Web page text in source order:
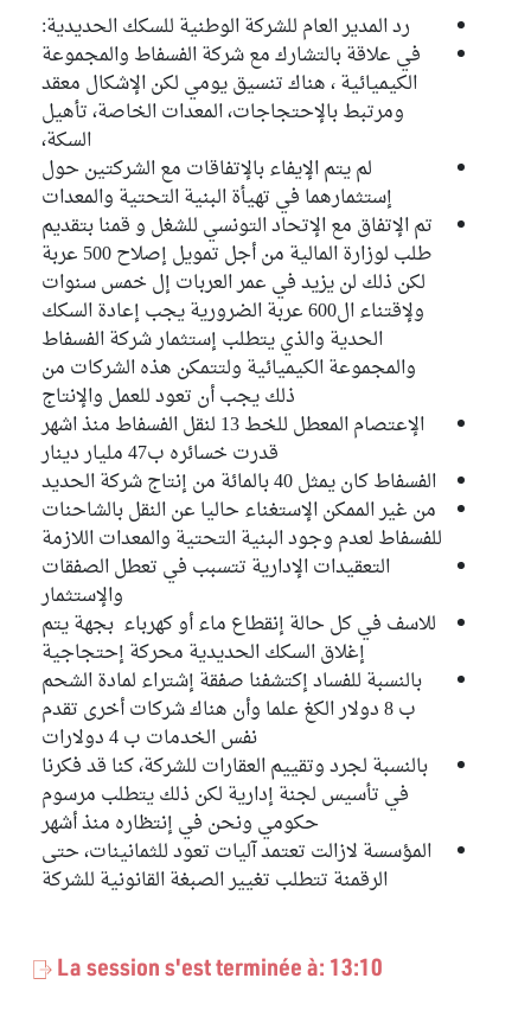
رد المدير العام للشركة الوطنية للسكك الحديدية:
في علاقة بالتشارك مع شركة الفسفاط والمجموعة
الكيميائية ، هناك تنسيق يومي لكن الإشكال معقد
ومرتبط بالإحتجاجات، المعدات الخاصة، تأهيل
السكة،
لم يتم الإيفاء بالإتفاقات مع الشركتين حول
إستثمارهما في تهيأة البنية التحتية والمعدات
تم الإتفاق مع الإتحاد التونسي للشغل و قمنا بتقديم
طلب لوزارة المالية من أجل تمويل إصلاح 500 عربة
لكن ذلك لن يزيد في عمر العربات إل خمس سنوات
ولإقتناء ال600 عربة الضرورية يجب إعادة السكك
الحدية والذي يتطلب إستثمار شركة الفسفاط
والمجموعة الكيميائية ولتتمكن هذه الشركات من
ذلك يجب أن تعود للعمل والإنتاج
الإعتصام المعطل للخط 13 لنقل الفسفاط منذ اشهر
قدرت خسائره ب47 مليار دينار
الفسفاط كان يمثل 40 بالمائة من إنتاج شركة الحديد
من غير الممكن الإستغناء حاليا عن النقل بالشاحنات
للفسفاط لعدم وجود البنية التحتية والمعدات اللازمة
التعقيدات الإدارية تتسبب في تعطل الصفقات
والإستثمار
للاسف في كل حالة إنقطاع ماء أو كهرباء بجهة يتم
إغلاق السكك الحديدية محركة إحتجاجية
بالنسبة للفساد إكتشفنا صفقة إشتراء لمادة الشحم
ب 8 دولار الكغ علما وأن هناك شركات أخرى تقدم
نفس الخدمات ب 4 دولارات
بالنسبة لجرد وتقييم العقارات للشركة، كنا قد فكرنا
في تأسيس لجنة إدارية لكن ذلك يتطلب مرسوم
حكومي ونحن في إنتظاره منذ أشهر
المؤسسة لازالت تعتمد آليات تعود للثمانينات، حتى
الرقمنة تتطلب تغيير الصبغة القانونية للشركة
La session s'est terminée à: 13:10